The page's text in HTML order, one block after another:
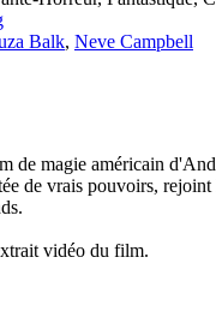
Balk, Neve Campbell
de magie américain
de vrais pouvoirs,
vidéo du film.